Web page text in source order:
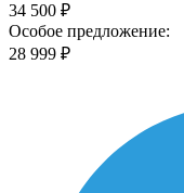
34 500 ₽
Особое предложение:
28 999 ₽